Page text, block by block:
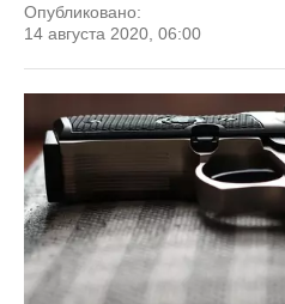
Опубликовано:
14 августа 2020, 06:00